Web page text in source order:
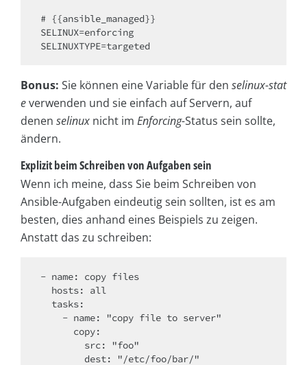
# {{ansible_managed}}
SELINUX=enforcing
Bonus: Sie können eine Variable für den selinux-stat
everwenden und sie einfach auf Servern, auf
denen selinux nicht im Enforcing-Status sein sollte,
ändern.
Explizit beim Schreiben von Aufgaben sein
Wenn ich meine, dass Sie beim Schreiben von
Ansible-Aufgaben eindeutig sein sollten, ist es am
besten, dies anhand eines Beispiels zu zeigen.
Anstatt das zu schreiben:
- name: copy files